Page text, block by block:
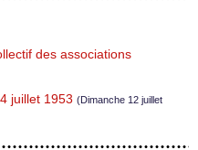
des associations
juillet 1953 (Dimanche 12 juillet